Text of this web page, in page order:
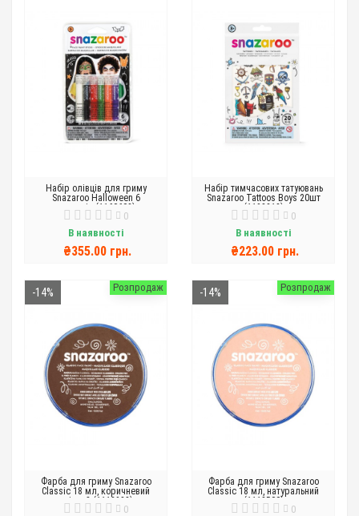
Набір олівців для гриму
Snazaroo Halloween 6
кольорів (1160603)
0
В наявності
₴355.00 грн.
Набір тимчасових татуювань
Snazaroo Tattoos Boys 20шт
(1198313)
0
В наявності
₴223.00 грн.
Розпродаж
-14%
Фарба для гриму Snazaroo
Classic 18 мл, коричневий
світлий (1118988)
0
Розпродаж
-14%
Фарба для гриму Snazaroo
Classic 18 мл, натуральний
(1118500)
0